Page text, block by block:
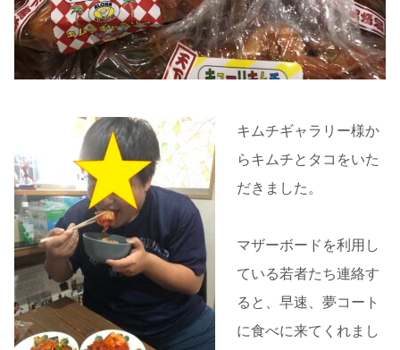
キムチギャラリー様か
らキムチとタコをいた
だきました。
マザーボードを利用し
ている若者たち連絡す
ると、早速、夢コート
に食べに来てくれまし